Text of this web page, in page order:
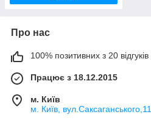
Про нас
100% позитивних з 20 відгуків
Працює з 18.12.2015
м. Київ
м. Київ,